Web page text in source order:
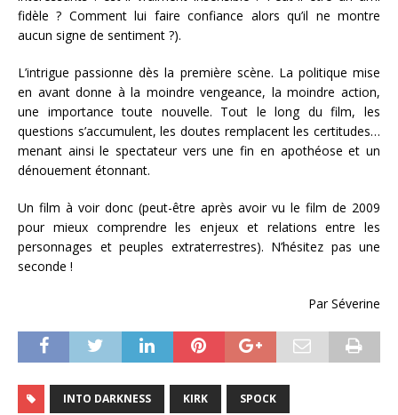
fidèle ? Comment lui faire confiance alors qu’il ne montre
aucun signe de sentiment ?).
L’intrigue passionne dès la première scène. La politique mise
en avant donne à la moindre vengeance, la moindre action,
une importance toute nouvelle. Tout le long du film, les
questions s’accumulent, les doutes remplacent les certitudes…
menant ainsi le spectateur vers une fin en apothéose et un
dénouement étonnant.
Un film à voir donc (peut-être après avoir vu le film de 2009
pour mieux comprendre les enjeux et relations entre les
personnages et peuples extraterrestres). N’hésitez pas une
seconde !
Par Séverine
INTO DARKNESS KIRK SPOCK